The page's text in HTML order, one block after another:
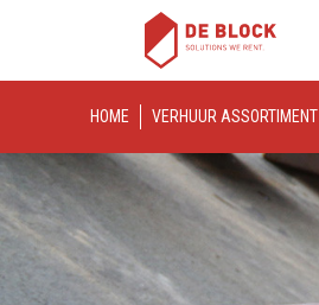
HOME VERHUUR ASSORTIMENT